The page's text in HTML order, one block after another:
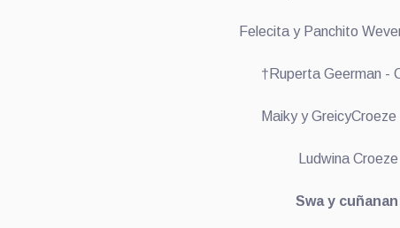
Felecita y Panchito
†Ruperta Geerman -
Maiky y
Ludwina Croeze
Swa y